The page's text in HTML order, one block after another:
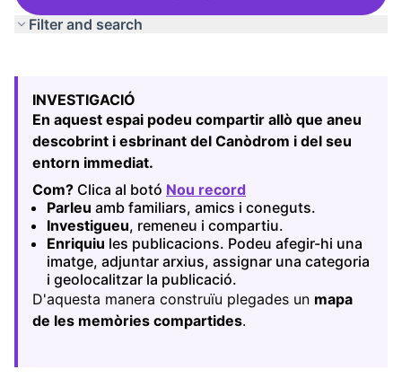
Filter and search
−
INVESTIGACIÓ
En aquest espai podeu compartir allò que aneu
descobrint i esbrinant del Canòdrom i del seu
entorn immediat.
Com? Clica al botó Nou record
(Opens in new tab)
Parleu amb familiars, amics i coneguts.
Investigueu, remeneu i compartiu.
Enriquiu les publicacions. Podeu afegir-hi una
imatge, adjuntar arxius, assignar una categoria
i geolocalitzar la publicació.
D'aquesta manera construïu plegades un mapa
de les memòries compartides.